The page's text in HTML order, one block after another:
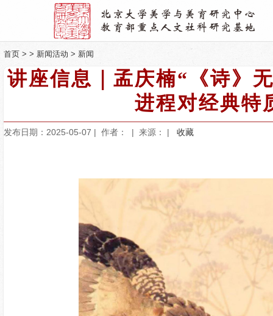
首页 > > 新闻活动 > 新闻
讲座信息｜孟庆楠“《诗》
进程对经典特
发布日期：2025-05-07 | 作者： | 来源： | 收藏